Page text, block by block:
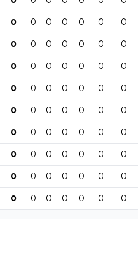
0 0 0 0 0 0 0
0 0 0 0 0 0 0
0 0 0 0 0 0 0
0 0 0 0 0 0 0
0 0 0 0 0 0 0
0 0 0 0 0 0 0
0 0 0 0 0 0 0
0 0 0 0 0 0 0
0 0 0 0 0 0 0